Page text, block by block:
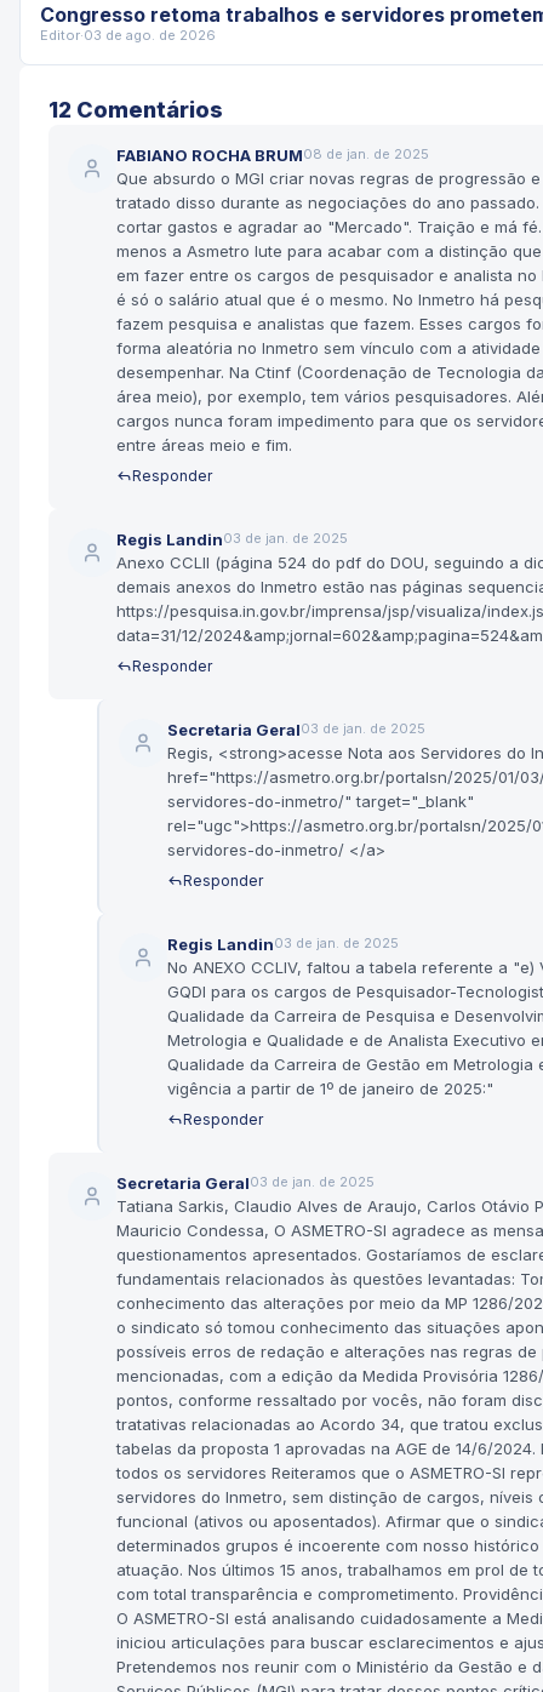
Congresso retoma trabalhos e servidores
Editor·03 de ago. de 2026
12 Comentários
FABIANO ROCHA BRUM08 de jan. de 2025
Que absurdo o MGI criar novas regras de progressão
tratado disso durante as negociações do ano
cortar gastos e agradar ao "Mercado". Traição e má
menos a Asmetro lute para acabar com a distinção
em fazer entre os cargos de pesquisador e analista no
é só o salário atual que é o mesmo. No Inmetro há
fazem pesquisa e analistas que fazem. Esses cargos
forma aleatória no Inmetro sem vínculo com a
desempenhar. Na Ctinf (Coordenação de Tecnologia
área meio), por exemplo, tem vários pesquisadores.
cargos nunca foram impedimento para que os
entre áreas meio e fim.
Responder
Regis Landin03 de jan. de 2025
Anexo CCLII (página 524 do pdf do DOU, seguindo a
demais anexos do Inmetro estão nas páginas
https://pesquisa.in.gov.br/imprensa/jsp/visualiza/
data=31/12/
Responder
Secretaria Geral03 de jan. de 2025
Regis, <strong>acesse Nota aos Servidores do
href="https://asmetro.org.br/portalsn/2025/01/
servidores-do-inmetro/" target="_blank"
rel="ugc">https://asmetro.org.br/portalsn/2025/
servidores-do-inmetro/ </a>
Responder
Regis Landin03 de jan. de 2025
No ANEXO CCLIV, faltou a tabela referente a "e)
GQDI para os cargos de Pesquisador-
Qualidade da Carreira de Pesquisa e
Metrologia e Qualidade e de Analista Executivo
Qualidade da Carreira de Gestão em Metrologia
vigência a partir de 1º de janeiro de 2025:"
Responder
Secretaria Geral03 de jan. de 2025
Tatiana Sarkis, Claudio Alves de Araujo, Carlos Otávio
Mauricio Condessa, O ASMETRO-SI agradece as
questionamentos apresentados. Gostaríamos de
fundamentais relacionados às questões levantadas:
conhecimento das alterações por meio da MP 1286/
o sindicato só tomou conhecimento das situações
possíveis erros de redação e alterações nas regras de
mencionadas, com a edição da Medida Provisória
pontos, conforme ressaltado por vocês, não foram
tratativas relacionadas ao Acordo 34, que tratou
tabelas da proposta 1 aprovadas na AGE de 14/6/
todos os servidores Reiteramos que o ASMETRO-SI
servidores do Inmetro, sem distinção de cargos, níveis
funcional (ativos ou aposentados). Afirmar que o
determinados grupos é incoerente com nosso
atuação. Nos últimos 15 anos, trabalhamos em prol de
com total transparência e comprometimento.
O ASMETRO-SI está analisando cuidadosamente a
iniciou articulações para buscar esclarecimentos e
Pretendemos nos reunir com o Ministério da Gestão e